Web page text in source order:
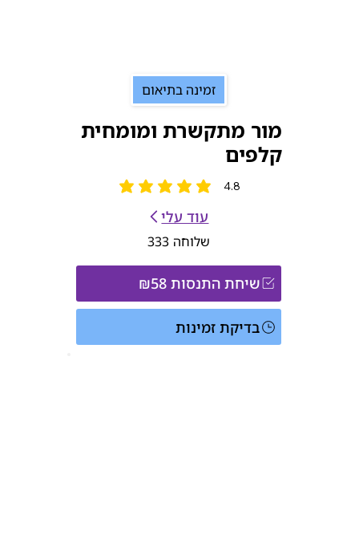
שיחת התנסות ₪58
בדיקת זמינות
זמינה בתיאום
עוד עלי
שלוחה 333
מור מתקשרת ומומחית
קלפים
4.8 הדירוג הממוצא הוא 4.8 מתוך 5